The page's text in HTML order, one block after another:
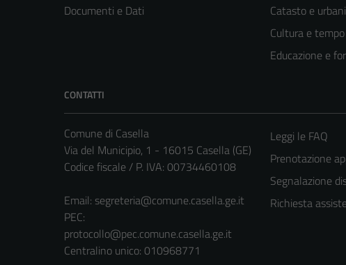
Documenti e Dati
Catasto e
Cultura e
Educazione e
CONTATTI
Comune di Casella
Via del Municipio, 1 - 16015 Casella (GE)
Codice fiscale / P. IVA: 00734460108
Email: segreteria@comune.casella.ge.it
PEC:
protocollo@pec.comune.casella.ge.it
Centralino unico: 010968771
Leggi le FAQ
Prenotazione
Segnalazione
Richiesta